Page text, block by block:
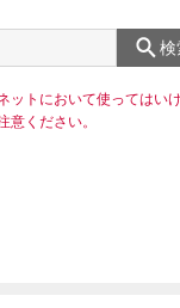
検
ットにおいて使ってはい
ください。